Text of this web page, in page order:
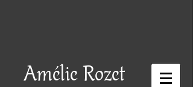
Amélie Rozet